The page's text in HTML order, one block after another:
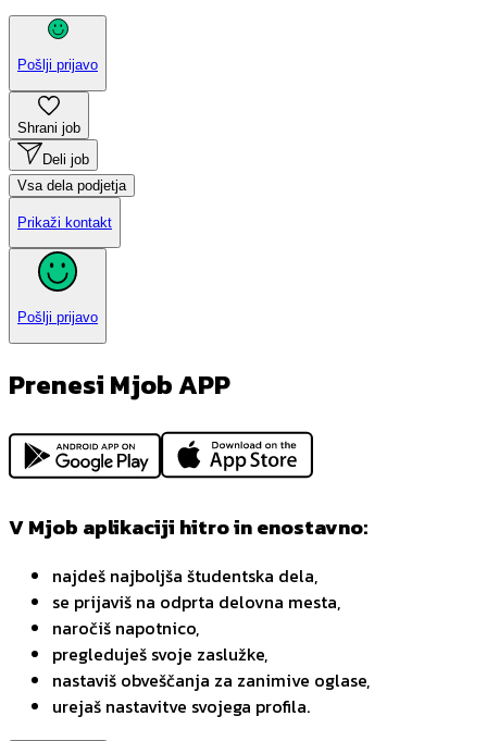
Pošlji prijavo
Shrani job
Deli job
Vsa dela podjetja
Prikaži kontakt
Pošlji prijavo
Prenesi Mjob APP
V Mjob aplikaciji hitro in enostavno:
najdeš najboljša študentska dela,
se prijaviš na odprta delovna mesta,
naročiš napotnico,
pregleduješ svoje zaslužke,
nastaviš obveščanja za zanimive oglase,
urejaš nastavitve svojega profila.